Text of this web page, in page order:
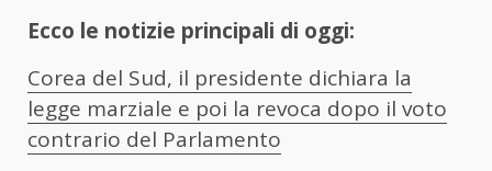
Ecco le notizie principali di oggi:
Corea del Sud, il presidente dichiara la
legge marziale e poi la revoca dopo il voto
contrario del Parlamento